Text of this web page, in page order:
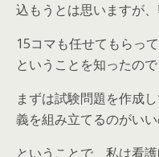
込もうとは思いますが、
15コマも任せてもらっ
ということを知ったの
まずは試験問題を作成
義を組み立てるのがいい
ということで、私は看